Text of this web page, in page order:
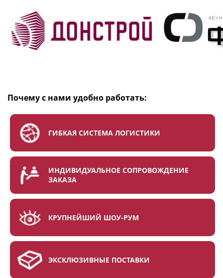
Почему с нами удобно работать:
ГИБКАЯ СИСТЕМА ЛОГИСТИКИ
ИНДИВИДУАЛЬНОЕ СОПРОВОЖДЕНИЕ
ЗАКАЗА
КРУПНЕЙШИЙ ШОУ-РУМ
ЭКСКЛЮЗИВНЫЕ ПОСТАВКИ